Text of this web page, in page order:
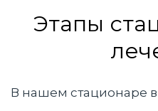
Этапы
В нашем стационаре